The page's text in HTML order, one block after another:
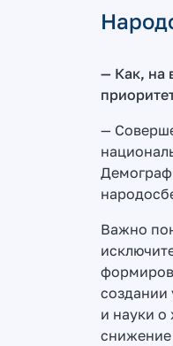
— Как, на
—
Важно
создании
и науки